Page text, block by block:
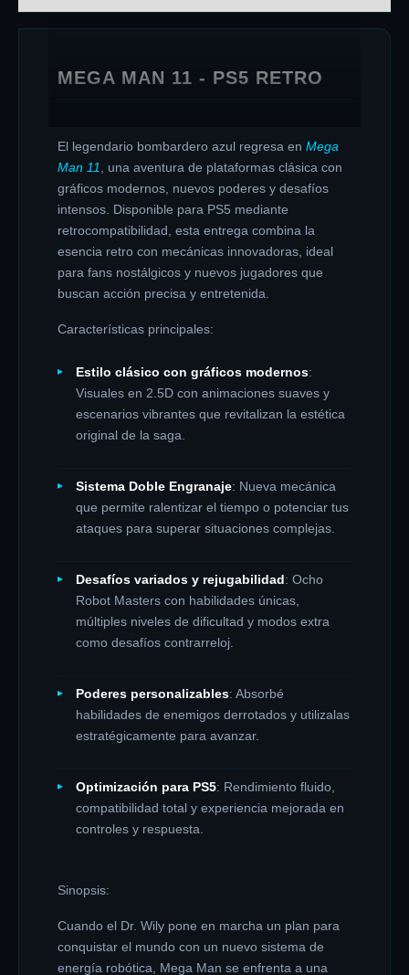
MEGA MAN 11 - PS5 RETRO
El legendario bombardero azul regresa en Mega
Man 11
, una aventura de plataformas clásica con
gráficos modernos, nuevos poderes y desafíos
intensos. Disponible para PS5 mediante
retrocompatibilidad, esta entrega combina la
esencia retro con mecánicas innovadoras, ideal
para fans nostálgicos y nuevos jugadores que
buscan acción precisa y entretenida.
Características principales:
Estilo clásico con gráficos modernos:
Visuales en 2.5D con animaciones suaves y
escenarios vibrantes que revitalizan la estética
original de la saga.
Sistema Doble Engranaje: Nueva mecánica
que permite ralentizar el tiempo o potenciar tus
ataques para superar situaciones complejas.
Desafíos variados y rejugabilidad: Ocho
Robot Masters con habilidades únicas,
múltiples niveles de dificultad y modos extra
como desafíos contrarreloj.
Poderes personalizables: Absorbé
habilidades de enemigos derrotados y utilizalas
estratégicamente para avanzar.
Optimización para PS5: Rendimiento fluido,
compatibilidad total y experiencia mejorada en
controles y respuesta.
Sinopsis:
Cuando el Dr. Wily pone en marcha un plan para
conquistar el mundo con un nuevo sistema de
energía robótica, Mega Man se enfrenta a una